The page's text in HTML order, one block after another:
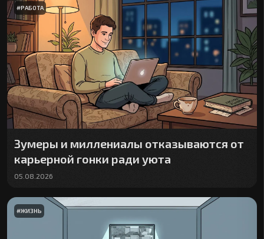
#РАБОТА
Зумеры и миллениалы отказываются от
карьерной гонки ради уюта
05.08.2026
#ЖИЗНЬ